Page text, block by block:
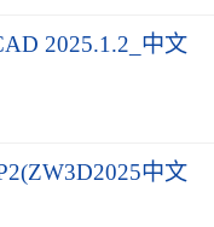
2025.1.2_中文
中文